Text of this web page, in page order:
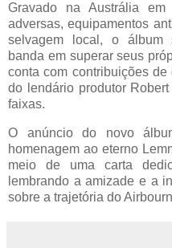
Gravado na Austrália
adversas, equipamentos
selvagem local, o álbum
banda em superar seus
conta com contribuições
do lendário produtor
faixas.
O anúncio do novo
homenagem ao eterno
meio de uma carta
lembrando a amizade e a
sobre a trajetória do